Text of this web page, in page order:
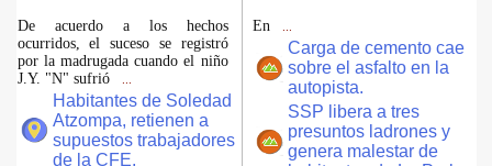
De acuerdo a los hechos
ocurridos, el suceso se registró
por la madrugada cuando el niño
J.Y. "N" sufrió
Habitantes de Soledad
Atzompa, retienen a
supuestos trabajadores
de la CFE.
En
Carga de cemento cae
sobre el asfalto en la
autopista.
SSP libera a tres
presuntos ladrones y
genera malestar de